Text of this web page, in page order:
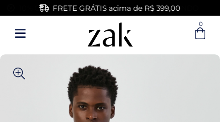
Entre com email ou cpf/cnpj
Criar nova conta
FRETE GRÁTIS acima de R$ 399,00
0